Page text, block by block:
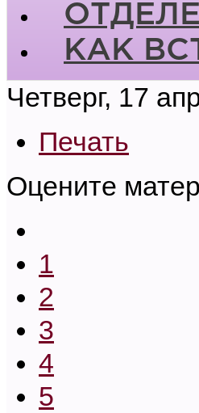
КАК
Четверг, 17
Печать
Оцените
1
2
3
4
5